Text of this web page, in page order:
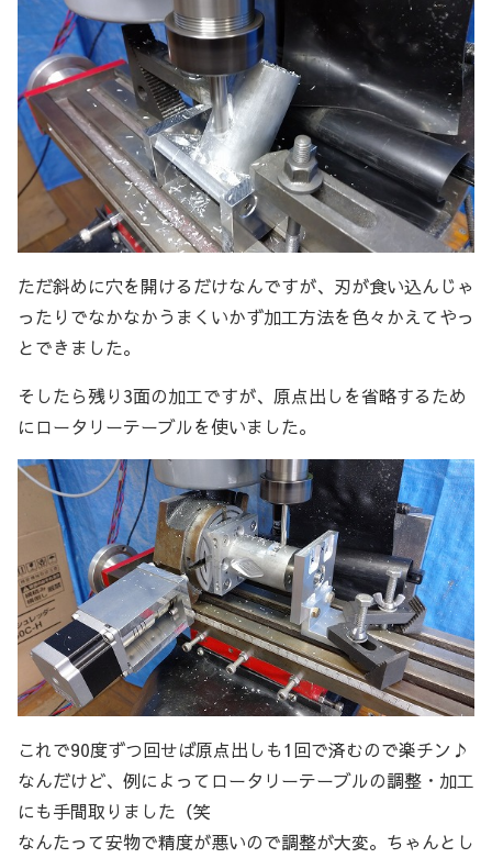
ただ斜めに穴を開けるだけなんですが、刃が食い込んじゃ
ったりでなかなかうまくいかず加工方法を色々かえてやっ
とできました。
そしたら残り3面の加工ですが、原点出しを省略するため
にロータリーテーブルを使いました。
これで90度ずつ回せば原点出しも1回で済むので楽チン♪
なんだけど、例によってロータリーテーブルの調整・加工
にも手間取りました（笑
なんたって安物で精度が悪いので調整が大変。ちゃんとし